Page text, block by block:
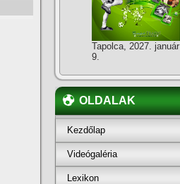
Tapolca, 2027. január
9.
OLDALAK
Kezdőlap
Videógaléria
Lexikon